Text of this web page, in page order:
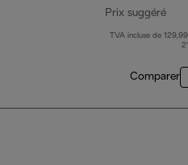
Prix suggéré
TVA incluse de
Comparer